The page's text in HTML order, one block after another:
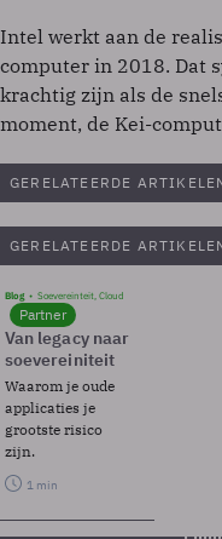
Intel werkt aan de
computer in 2018. Dat
krachtig zijn als de
moment, de Kei-
GERELATEERDE
GERELATEERDE
Blog Soevereinteit, Cloud
Partner
Van legacy naar
soevereiniteit
Waarom je oude
applicaties je
grootste risico
zijn.
1 min